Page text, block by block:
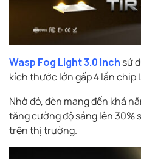
Wasp Fog Light 3.0 Inch sử
kích thước lớn gấp 4 lần chip
Nhờ đó, đèn mang đến khả
tăng cường độ sáng lên 30%
trên thị trường.